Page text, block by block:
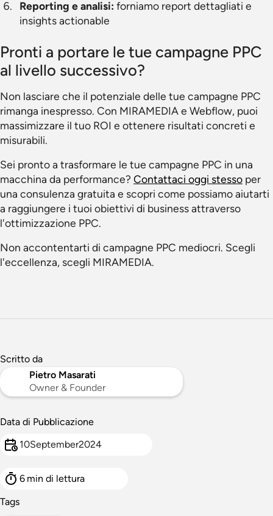
Reporting e analisi: forniamo report dettagliati e
insights actionable
Pronti a portare le tue campagne PPC
al livello successivo?
Non lasciare che il potenziale delle tue campagne PPC
rimanga inespresso. Con MIRAMEDIA e Webflow, puoi
massimizzare il tuo ROI e ottenere risultati concreti e
misurabili.
Sei pronto a trasformare le tue campagne PPC in una
macchina da performance? Contattaci oggi stesso per
una consulenza gratuita e scopri come possiamo aiutarti
a raggiungere i tuoi obiettivi di business attraverso
l'ottimizzazione PPC.
Non accontentarti di campagne PPC mediocri. Scegli
l'eccellenza, scegli MIRAMEDIA.
Scritto da
Pietro Masarati
Owner & Founder
Data di Pubblicazione
10September2024
6 min di lettura
Tags